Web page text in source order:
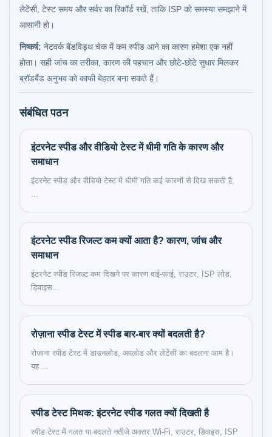
लेटेंसी, टेस्ट समय और सर्वर का रिकॉर्ड रखें, ताकि ISP को समस्या समझाने में
आसानी हो।
निष्कर्ष: नेटवर्क बैंडविड्थ चेक में कम स्पीड आने का कारण हमेशा एक नहीं
होता। सही जांच का तरीका, कारण की पहचान और छोटे-छोटे सुधार मिलकर
ब्रॉडबैंड अनुभव को काफी बेहतर बना सकते हैं।
संबंधित पठन
इंटरनेट स्पीड और वीडियो टेस्ट में धीमी गति के कारण और
समाधान
इंटरनेट स्पीड और वीडियो टेस्ट में धीमी गति कई कारणों से दिख सकती है,
...
इंटरनेट स्पीड रिजल्ट कम क्यों आता है? कारण, जांच और
समाधान
इंटरनेट स्पीड रिजल्ट कम दिखने पर कारण वाई-फाई, राउटर, ISP लोड,
डिवाइस...
रोज़ाना स्पीड टेस्ट में स्पीड बार-बार क्यों बदलती है?
रोज़ाना स्पीड टेस्ट में डाउनलोड, अपलोड और लेटेंसी का बदलना आम है।
यह ...
स्पीड टेस्ट मिथक: इंटरनेट स्पीड गलत क्यों दिखती है
स्पीड टेस्ट में गलत या बदलते नतीजे अक्सर Wi-Fi, राउटर, डिवाइस, ISP